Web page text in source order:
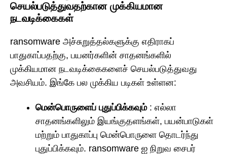
செயல்படுத்துவதற்கான முக்கியமான
நடவடிக்கைகள்
ransomware அச்சுறுத்தல்களுக்கு எதிராகப்
பாதுகாப்பதற்கு, பயனர்களின் சாதனங்களில்
முக்கியமான நடவடிக்கைகளைச் செயல்படுத்துவது
அவசியம். இங்கே பல முக்கிய படிகள் உள்ளன:
மென்பொருளைப் புதுப்பிக்கவும்: எல்லா
சாதனங்களிலும் இயங்குதளங்கள், பயன்பாடுகள்
மற்றும் பாதுகாப்பு மென்பொருளை தொடர்ந்து
புதுப்பிக்கவும். ransomware ஐ நிறுவ சைபர்